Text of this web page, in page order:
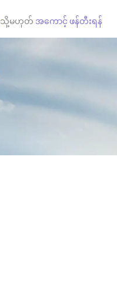
သို့မဟုတ် အကောင့် ဖန်တီးရန်